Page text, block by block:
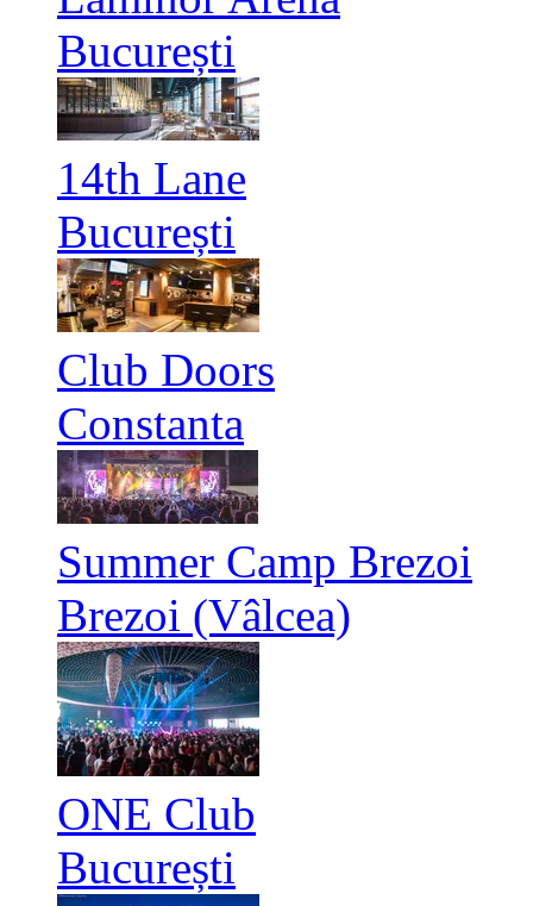
București
14th Lane
București
Club Doors
Constanta
Summer Camp Brezoi
Brezoi (Vâlcea)
ONE Club
București